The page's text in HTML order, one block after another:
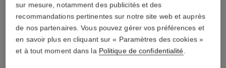
sur mesure, notamment des publicités et des
recommandations pertinentes sur notre site web et auprès
de nos partenaires. Vous pouvez gérer vos préférences et
en savoir plus en cliquant sur « Paramètres des cookies »
et à tout moment dans la Politique de confidentialité.